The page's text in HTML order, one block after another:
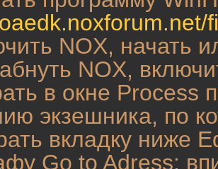
NOX, начать
NOX,
в окне Process
экзешника, по
вкладку ниже
Go to Adress: